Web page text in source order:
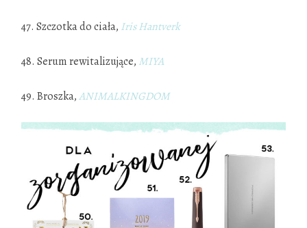
47. Szczotka do ciała, Iris Hantverk
48. Serum rewitalizujące, MIYA
49. Broszka,ANIMALKINGDOM